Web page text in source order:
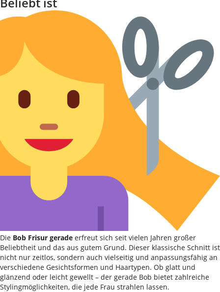
Die Bob Frisur gerade erfreut sich seit vielen Jahren großer
Beliebtheit und das aus gutem Grund. Dieser klassische Schnitt ist
nicht nur zeitlos, sondern auch vielseitig und anpassungsfähig an
verschiedene Gesichtsformen und Haartypen. Ob glatt und
glänzend oder leicht gewellt – der gerade Bob bietet zahlreiche
Stylingmöglichkeiten, die jede Frau strahlen lassen.